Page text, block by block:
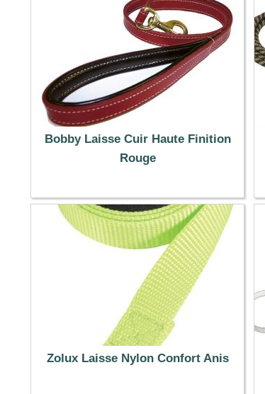
Bobby Laisse Cuir Haute Finition
Rouge
18.99 €
Zolux Laisse Nylon Confort Anis